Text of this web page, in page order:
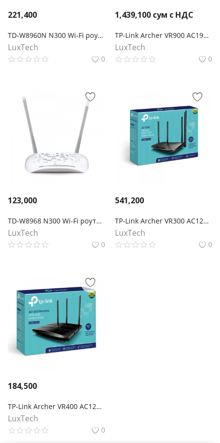
221,400
TD-W8960N N300 Wi-Fi роутер с ADSL2+ модемом
LuxTech
0
1,439,100 сум с НДС
TP-Link Archer VR900 AC1900 Беспроводной двухдиапазонный гигабитный маршрутизатор со встроенным VDSL/ADSL-модемом и двумя USB-портами
LuxTech
0
123,000
TD-W8968 N300 Wi-Fi роутер с ADSL2+ модемом и портом USB
LuxTech
0
541,200
TP-Link Archer VR300 AC1200 Wi-Fi роутер с модемом VDSL/ADSL
LuxTech
0
184,500
TP-Link Archer VR400 AC1200 Wi-Fi роутер с VDSL/ADSL модемом
LuxTech
0